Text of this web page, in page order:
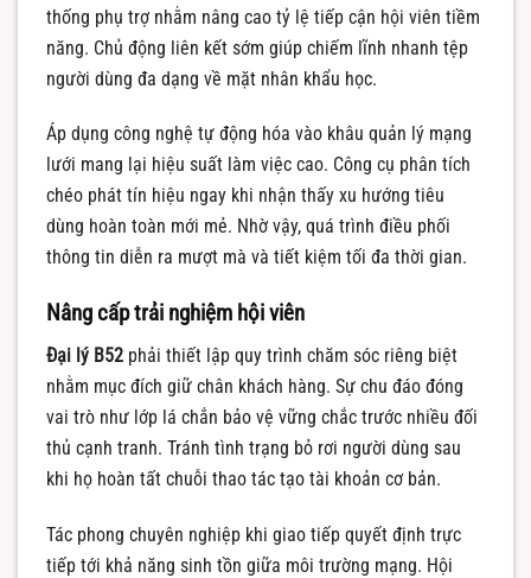
thống phụ trợ nhằm nâng cao tỷ lệ tiếp cận hội viên tiềm
năng. Chủ động liên kết sớm giúp chiếm lĩnh nhanh tệp
người dùng đa dạng về mặt nhân khẩu học.
Áp dụng công nghệ tự động hóa vào khâu quản lý mạng
lưới mang lại hiệu suất làm việc cao. Công cụ phân tích
chéo phát tín hiệu ngay khi nhận thấy xu hướng tiêu
dùng hoàn toàn mới mẻ. Nhờ vậy, quá trình điều phối
thông tin diễn ra mượt mà và tiết kiệm tối đa thời gian.
Nâng cấp trải nghiệm hội viên
Đại lý B52 phải thiết lập quy trình chăm sóc riêng biệt
nhằm mục đích giữ chân khách hàng. Sự chu đáo đóng
vai trò như lớp lá chắn bảo vệ vững chắc trước nhiều đối
thủ cạnh tranh. Tránh tình trạng bỏ rơi người dùng sau
khi họ hoàn tất chuỗi thao tác tạo tài khoản cơ bản.
Tác phong chuyên nghiệp khi giao tiếp quyết định trực
tiếp tới khả năng sinh tồn giữa môi trường mạng. Hội